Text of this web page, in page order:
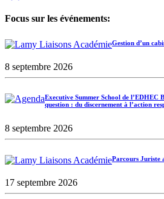
Focus sur les événements:
Gestion d’un
8 septembre 2026
Executive Summer School de l’EDHEC
question : du discernement à l’action
8 septembre 2026
Parcours Juriste
17 septembre 2026